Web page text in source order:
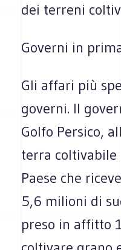
dei terreni
Governi in
Gli affari più
governi. Il
Golfo Persico,
terra coltivabile
Paese che
5,6 milioni di
preso in affitto